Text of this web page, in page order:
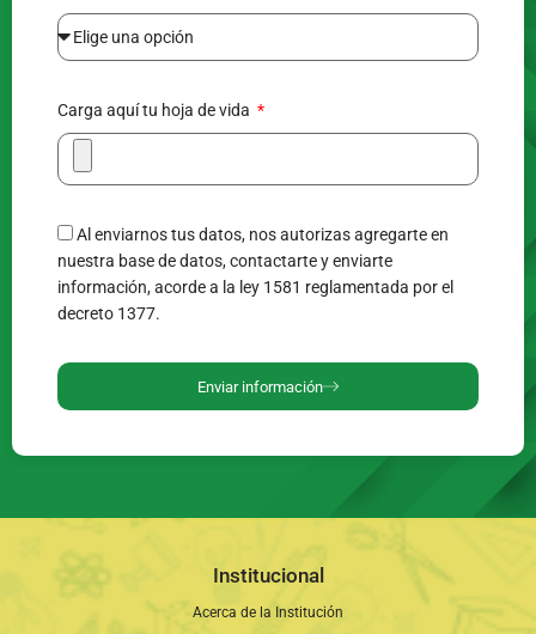
Carga aquí tu hoja de vida
Al enviarnos tus datos, nos autorizas agregarte en
nuestra base de datos, contactarte y enviarte
información, acorde a la ley 1581 reglamentada por el
decreto 1377.
Enviar información
Institucional
Acerca de la Institución